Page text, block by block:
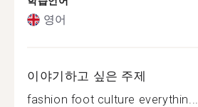
영어
이야기하고 싶은 주제
fashion foot culture everythin...